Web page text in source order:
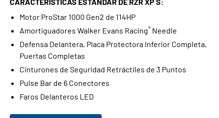
Motor ProStar 1000 Gen2 de 114HP
Amortiguadores Walker Evans Racing® Needle
Defensa Delantera, Placa Protectora Inferior Completa,
Puertas Completas
Cinturones de Seguridad Retráctiles de 3 Puntos
Pulse Bar de 6 Conectores
Faros Delanteros LED